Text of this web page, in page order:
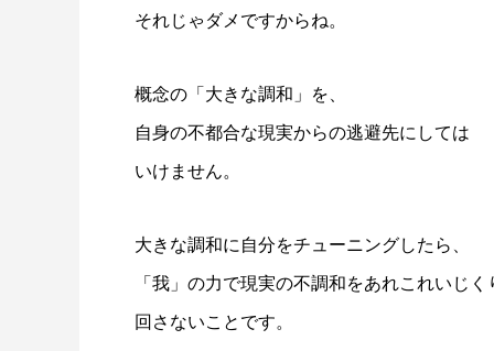
それじゃダメですからね。
概念の「大きな調和」を、
自身の不都合な現実からの逃避先にしては
いけません。
大きな調和に自分をチューニングしたら、
「我」の力で現実の不調和をあれこれいじく
回さないことです。